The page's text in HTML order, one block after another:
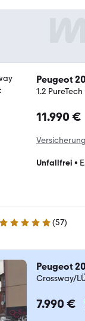
Peugeot
1.2
11.990 €
Unfallfrei •
4.9 Sterne (57)
Peugeot
Crossway/
7.990 €